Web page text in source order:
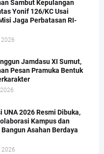
Sambut Kepulangan
Yonif 126/KC Usai
Jaga Perbatasan RI-
2026
Jamdasu XI Sumut,
Pesan Pramuka Bentuk
UNA 2026 Resmi Dibuka,
Kampus dan
Asahan Berdaya
2026